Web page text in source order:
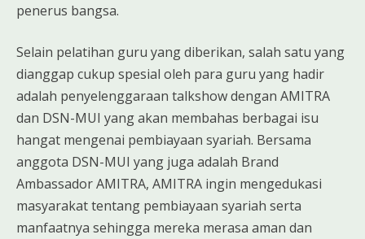
penerus bangsa.
Selain pelatihan guru yang diberikan, salah satu yang
dianggap cukup spesial oleh para guru yang hadir
adalah penyelenggaraan talkshow dengan AMITRA
dan DSN-MUI yang akan membahas berbagai isu
hangat mengenai pembiayaan syariah. Bersama
anggota DSN-MUI yang juga adalah Brand
Ambassador AMITRA, AMITRA ingin mengedukasi
masyarakat tentang pembiayaan syariah serta
manfaatnya sehingga mereka merasa aman dan